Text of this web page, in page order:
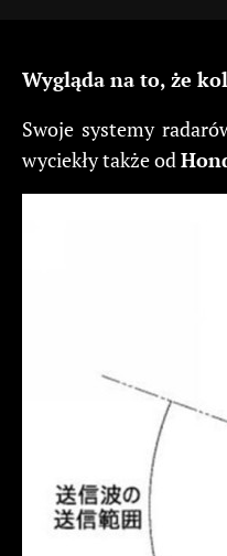
Wygląda na to, że
Swoje systemy
wyciekły także od